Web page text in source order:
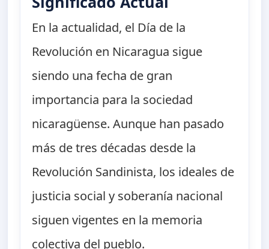
En la actualidad, el Día de la
Revolución en Nicaragua sigue
siendo una fecha de gran
importancia para la sociedad
nicaragüense. Aunque han pasado
más de tres décadas desde la
Revolución Sandinista, los ideales de
justicia social y soberanía nacional
siguen vigentes en la memoria
colectiva del pueblo.